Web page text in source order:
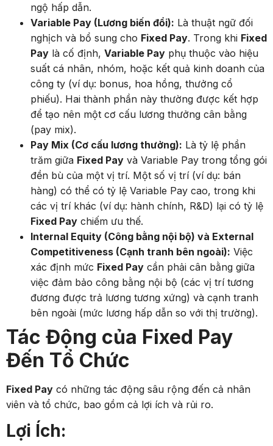
ngộ hấp dẫn.
Variable Pay (Lương biến đổi): Là thuật ngữ đối
nghịch và bổ sung cho Fixed Pay. Trong khi Fixed
Pay là cố định, Variable Pay phụ thuộc vào hiệu
suất cá nhân, nhóm, hoặc kết quả kinh doanh của
công ty (ví dụ: bonus, hoa hồng, thưởng cổ
phiếu). Hai thành phần này thường được kết hợp
để tạo nên một cơ cấu lương thưởng cân bằng
(pay mix).
Pay Mix (Cơ cấu lương thưởng): Là tỷ lệ phần
trăm giữa Fixed Pay và Variable Pay trong tổng gói
đền bù của một vị trí. Một số vị trí (ví dụ: bán
hàng) có thể có tỷ lệ Variable Pay cao, trong khi
các vị trí khác (ví dụ: hành chính, R&D) lại có tỷ lệ
Fixed Pay chiếm ưu thế.
Internal Equity (Công bằng nội bộ) và External
Competitiveness (Cạnh tranh bên ngoài): Việc
xác định mức Fixed Pay cần phải cân bằng giữa
việc đảm bảo công bằng nội bộ (các vị trí tương
đương được trả lương tương xứng) và cạnh tranh
bên ngoài (mức lương hấp dẫn so với thị trường).
Tác Động của Fixed Pay
Đến Tổ Chức
Fixed Pay có những tác động sâu rộng đến cả nhân
viên và tổ chức, bao gồm cả lợi ích và rủi ro.
Lợi Ích: